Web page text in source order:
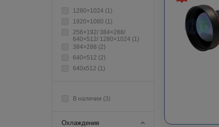
1280×1024 (1)
1920×1080 (1)
256×192/ 384×288/
640×512/ 1280×1024 (1)
384×288 (2)
640×512 (2)
640х512 (1)
В наличии (3)
Охлаждение